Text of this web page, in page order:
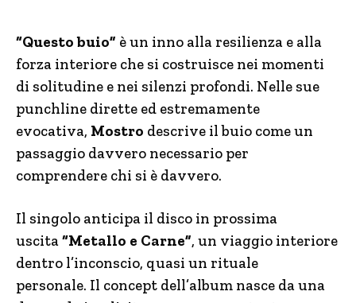
“Questo buio” è un inno alla resilienza e alla
forza interiore che si costruisce nei momenti
di solitudine e nei silenzi profondi. Nelle sue
punchline dirette ed estremamente
evocativa, Mostro descrive il buio come un
passaggio davvero necessario per
comprendere chi si è davvero.
Il singolo anticipa il disco in prossima
uscita“Metallo e Carne”, un viaggio interiore
dentro l’inconscio, quasi un rituale
personale. Il concept dell’album nasce da una